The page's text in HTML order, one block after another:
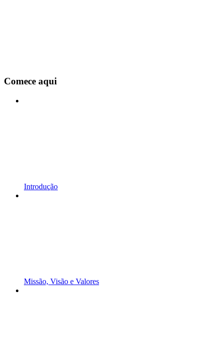
Comece aqui
Introdução
Missão, Visão e Valores